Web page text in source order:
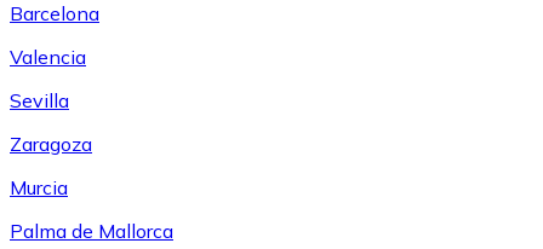
Barcelona
Valencia
Sevilla
Zaragoza
Murcia
Palma de Mallorca